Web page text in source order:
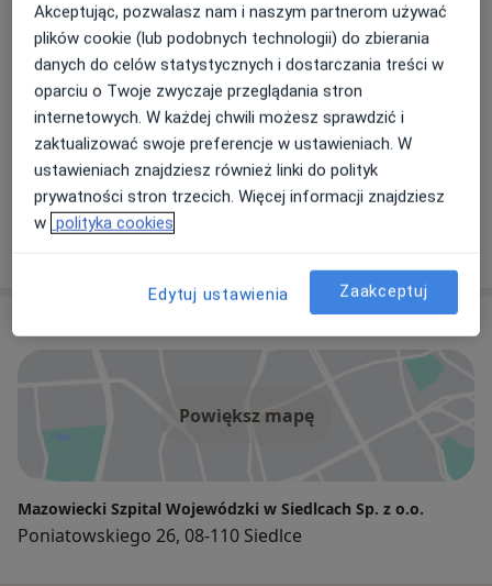
Hanna Wilk-Manowiec
Internista, Kardiolog
2 opinie
Sylwia Cichosz
Internista
Powiększ mapę
Mazowiecki Szpital Wojewódzki w Siedlcach Sp. z o.o.
Poniatowskiego 26, 08-110 Siedlce
Akceptując, pozwalasz nam i naszym partnerom używać
plików cookie (lub podobnych technologii) do zbierania
danych do celów statystycznych i dostarczania treści w
oparciu o Twoje zwyczaje przeglądania stron
internetowych. W każdej chwili możesz sprawdzić i
zaktualizować swoje preferencje w ustawieniach. W
ustawieniach znajdziesz również linki do polityk
prywatności stron trzecich. Więcej informacji znajdziesz
w polityka cookies
Edytuj ustawienia Zaakceptuj